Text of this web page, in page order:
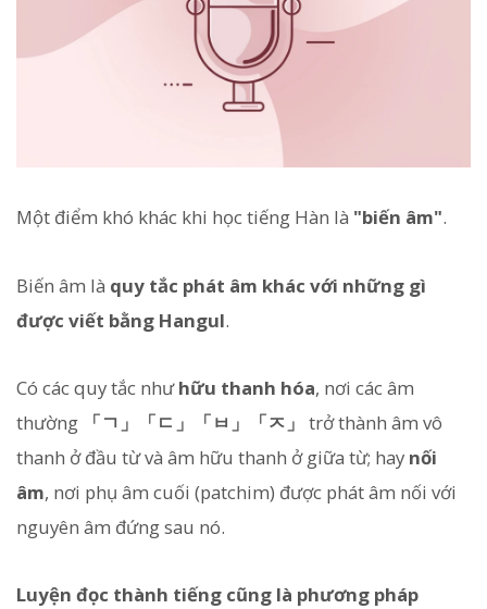
Một điểm khó khác khi học tiếng Hàn là "biến âm".
Biến âm là quy tắc phát âm khác với những gì
được viết bằng Hangul.
Có các quy tắc nhưhữu thanh hóa, nơi các âm
thường
「ㄱ」「ㄷ」「ㅂ」「ㅈ」 trở thành âm vô
thanh ở đầu từ và âm hữu thanh ở giữa từ; hay nối
âm, nơi phụ âm cuối (patchim) được phát âm nối với
nguyên âm đứng sau nó.
Luyện đọc thành tiếng cũng là phương pháp